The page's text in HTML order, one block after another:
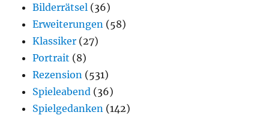
Bilderrätsel (36)
Erweiterungen (58)
Klassiker (27)
Portrait (8)
Rezension (531)
Spieleabend (36)
Spielgedanken (142)